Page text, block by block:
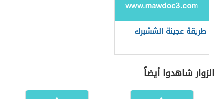
طريقة عجينة الششبرك
الزوار شاهدوا أيضاً